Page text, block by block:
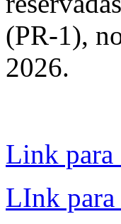
(PR-1),
2026.
Link para
LInk para